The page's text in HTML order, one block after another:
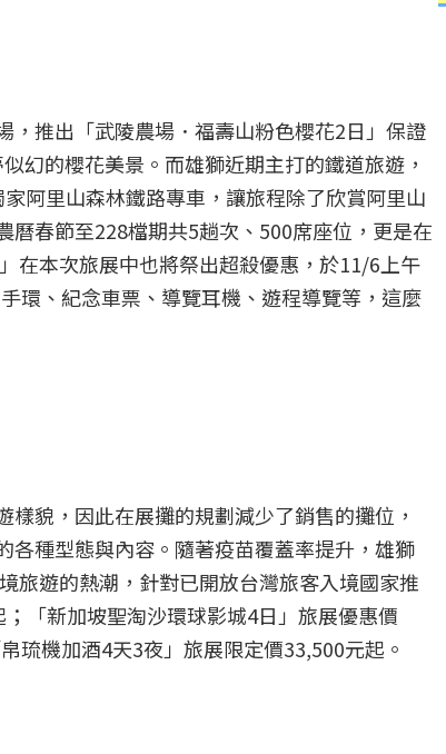
推出「武陵農場．福壽山粉色櫻花2日」保證
幻的櫻花美景。而雄獅近期主打的鐵道旅遊，
阿里山森林鐵路專車，讓旅程除了欣賞阿里山
春節至228檔期共5趟次、500席座位，更是在
在本次旅展中也將祭出超殺優惠，於11/6上午
環、紀念車票、導覽耳機、遊程導覽等，這麼
貌，因此在展攤的規劃減少了銷售的攤位，
各種型態與內容。隨著疫苗覆蓋率提升，雄獅
旅遊的熱潮，針對已開放台灣旅客入境國家推
「新加坡聖淘沙環球影城4日」旅展優惠價
琉機加酒4天3夜」旅展限定價33,500元起。